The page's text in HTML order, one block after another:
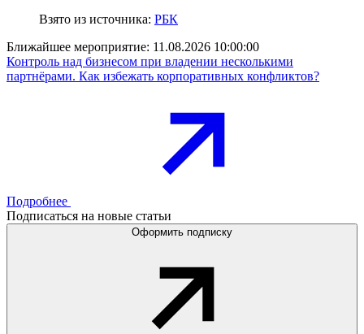
Взято из источника: РБК
Ближайшее мероприятие: 11.08.2026 10:00:00
Контроль над бизнесом при владении несколькими
партнёрами. Как избежать корпоративных конфликтов?
Подробнее
Подписаться на новые статьи
Оформить подписку